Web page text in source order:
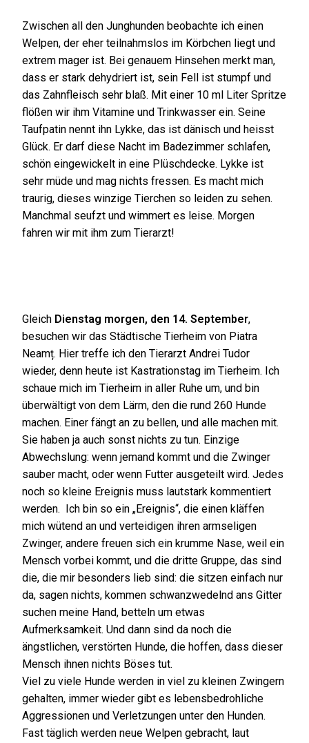
Zwischen all den Junghunden beobachte ich einen
Welpen, der eher teilnahmslos im Körbchen liegt und
extrem mager ist. Bei genauem Hinsehen merkt man,
dass er stark dehydriert ist, sein Fell ist stumpf und
das Zahnfleisch sehr blaß. Mit einer 10 ml Liter Spritze
flößen wir ihm Vitamine und Trinkwasser ein. Seine
Taufpatin nennt ihn Lykke, das ist dänisch und heisst
Glück. Er darf diese Nacht im Badezimmer schlafen,
schön eingewickelt in eine Plüschdecke. Lykke ist
sehr müde und mag nichts fressen. Es macht mich
traurig, dieses winzige Tierchen so leiden zu sehen.
Manchmal seufzt und wimmert es leise. Morgen
fahren wir mit ihm zum Tierarzt!
Gleich Dienstag morgen, den 14. September,
besuchen wir das Städtische Tierheim von Piatra
Neamț. Hier treffe ich den Tierarzt Andrei Tudor
wieder, denn heute ist Kastrationstag im Tierheim. Ich
schaue mich im Tierheim in aller Ruhe um, und bin
überwältigt von dem Lärm, den die rund 260 Hunde
machen. Einer fängt an zu bellen, und alle machen mit.
Sie haben ja auch sonst nichts zu tun. Einzige
Abwechslung: wenn jemand kommt und die Zwinger
sauber macht, oder wenn Futter ausgeteilt wird. Jedes
noch so kleine Ereignis muss lautstark kommentiert
werden. Ich bin so ein „Ereignis“, die einen kläffen
mich wütend an und verteidigen ihren armseligen
Zwinger, andere freuen sich ein krumme Nase, weil ein
Mensch vorbei kommt, und die dritte Gruppe, das sind
die, die mir besonders lieb sind: die sitzen einfach nur
da, sagen nichts, kommen schwanzwedelnd ans Gitter
suchen meine Hand, betteln um etwas
Aufmerksamkeit. Und dann sind da noch die
ängstlichen, verstörten Hunde, die hoffen, dass dieser
Mensch ihnen nichts Böses tut.
Viel zu viele Hunde werden in viel zu kleinen Zwingern
gehalten, immer wieder gibt es lebensbedrohliche
Aggressionen und Verletzungen unter den Hunden.
Fast täglich werden neue Welpen gebracht, laut